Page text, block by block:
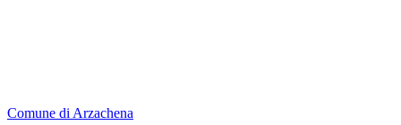
Comune di Arzachena